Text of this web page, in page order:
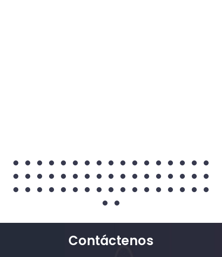
Contáctenos